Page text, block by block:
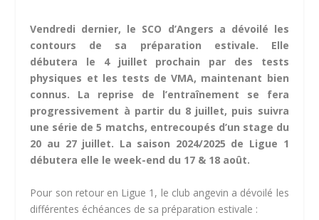
Vendredi dernier, le SCO d’Angers a dévoilé les
contours de sa préparation estivale. Elle
débutera le 4 juillet prochain par des tests
physiques et les tests de VMA, maintenant bien
connus. La reprise de l’entraînement se fera
progressivement à partir du 8 juillet, puis suivra
une série de 5 matchs, entrecoupés d’un stage du
20 au 27 juillet. La saison 2024/2025 de Ligue 1
débutera elle le week-end du 17 & 18 août.
Pour son retour en Ligue 1, le club angevin a dévoilé les
différentes échéances de sa préparation estivale :